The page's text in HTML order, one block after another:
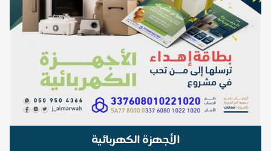
الأجهزة الكهربائية